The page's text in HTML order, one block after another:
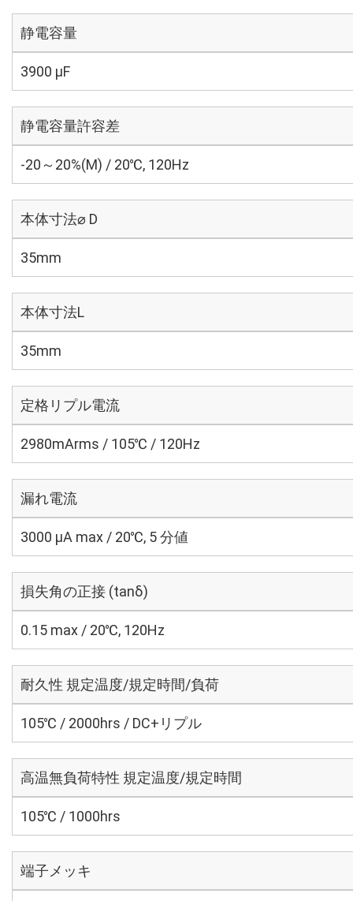
静電容量
3900 µF
静電容量許容差
-20～20%(M) / 20℃, 120Hz
本体寸法⌀ D
35mm
本体寸法L
35mm
定格リプル電流
2980mArms / 105℃ / 120Hz
漏れ電流
3000 μA max / 20℃, 5 分値
損失角の正接 (tanδ)
0.15 max / 20℃, 120Hz
耐久性 規定温度/規定時間/負荷
105℃ / 2000hrs / DC+リプル
高温無負荷特性 規定温度/規定時間
105℃ / 1000hrs
端子メッキ